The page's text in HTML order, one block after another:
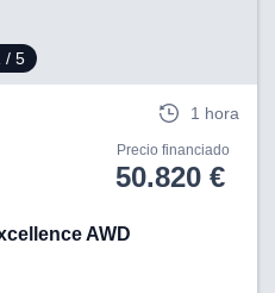
/ 5
1 hora
Precio financiado
50.820 €
AWD